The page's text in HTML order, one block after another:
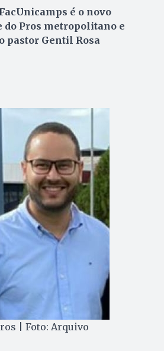
é o novo
do Pros metropolitano e
pastor Gentil Rosa
| Foto: Arquivo